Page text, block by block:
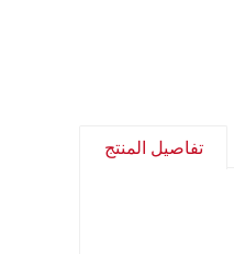
تفاصيل المنتج